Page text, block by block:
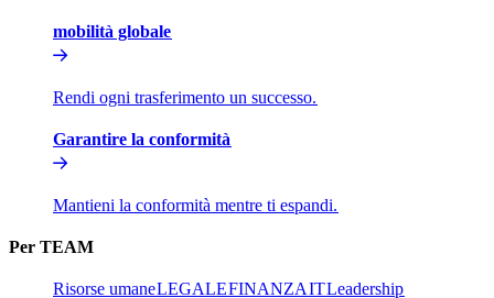
mobilità globale​​
Rendi ogni trasferimento un successo.​​
Garantire la conformità​​
Mantieni la conformità mentre ti espandi.​​
Per TEAM​​
Risorse umane​​LEGALE​​FINANZA​​IT​​Leadership​​